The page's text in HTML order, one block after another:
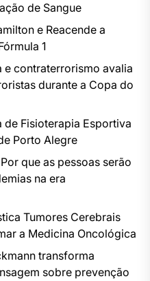
de Sangue
e Reacende a
1
e contraterrorismo avalia
durante a Copa do
Fisioterapia Esportiva
Porto Alegre
que as pessoas serão
na era
Tumores Cerebrais
a Medicina Oncológica
transforma
sobre prevenção